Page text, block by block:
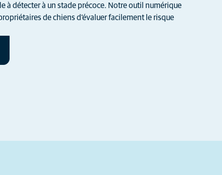
à détecter à un stade précoce. Notre outil numérique
de chiens d’évaluer facilement le risque